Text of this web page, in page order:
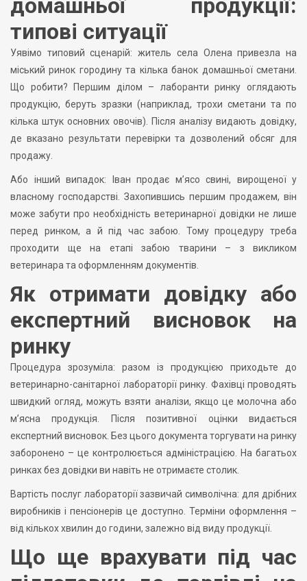
домашньої продукції:
типові ситуації
Уявімо типовий сценарій: житель села Олена привезла на
міський ринок городину та кілька банок домашньої сметани.
Що робити? Першим ділом – лаборанти ринку оглядають
продукцію, беруть зразки (наприклад, трохи сметани та по
кілька штук основних овочів). Після аналізу видають довідку,
де вказано результати перевірки та дозволений обсяг для
продажу.
Або інший випадок: Іван продає м’ясо свині, вирощеної у
власному господарстві. Захопившись першим продажем, він
може забути про необхідність ветеринарної довідки не лише
перед ринком, а й під час забою. Тому процедуру треба
проходити ще на етапі забою тварини – з викликом
ветеринара та оформленням документів.
Як отримати довідку або
експертний висновок на
ринку
Процедура зрозуміла: разом із продукцією приходьте до
ветеринарно-санітарної лабораторії ринку. Фахівці проводять
швидкий огляд, можуть взяти аналізи, якщо це молочна або
м’ясна продукція. Після позитивної оцінки видається
експертний висновок. Без цього документа торгувати на ринку
заборонено – це контролюється адміністрацією. На багатьох
ринках без довідки ви навіть не отримаєте столик.
Вартість послуг лабораторії зазвичай символічна: для дрібних
виробників і пенсіонерів це доступно. Терміни оформлення –
від кількох хвилин до години, залежно від виду продукції.
Що ще врахувати під час